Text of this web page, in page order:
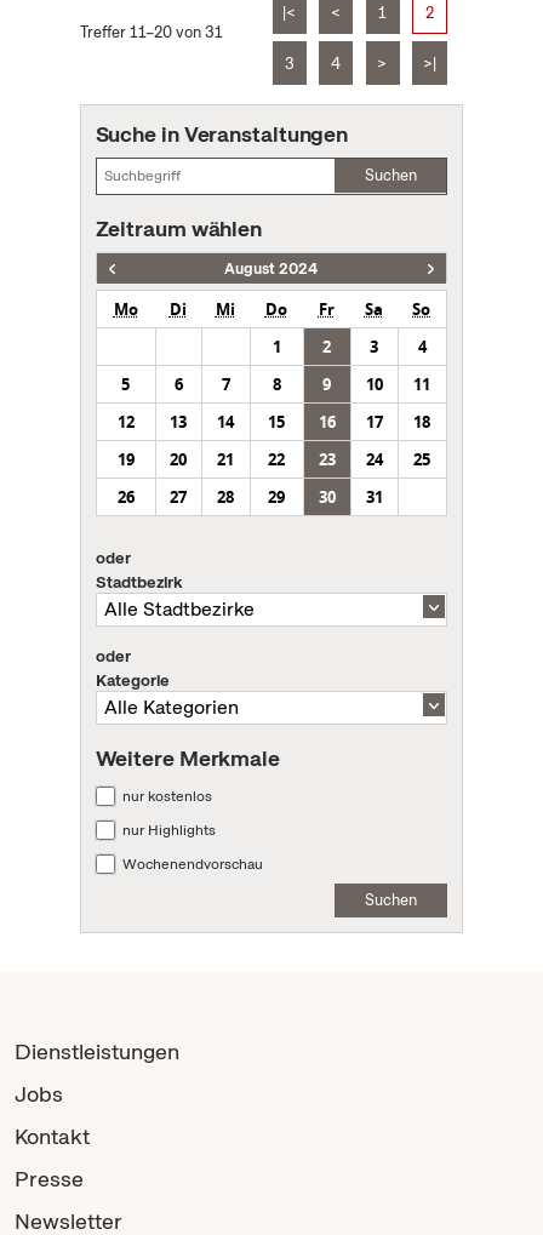
Treffer 11–20 von 31
|< < 1 2
3 4 > >|
Suche in Veranstaltungen
Suchen
Zeitraum wählen
August 2024
Mo Di Mi Do Fr Sa
So
1
2 3
4
5
6 7 8 9 10
11
12
13 14 15 16 17
18
19
20 21 22 23 24
25
26
27 28 29 30 31
oder
Stadtbezirk
oder
Kategorie
Weitere Merkmale
nur kostenlos
nur Highlights
Wochenendvorschau
Suchen
Dienstleistungen
Jobs
Kontakt
Presse
Newsletter